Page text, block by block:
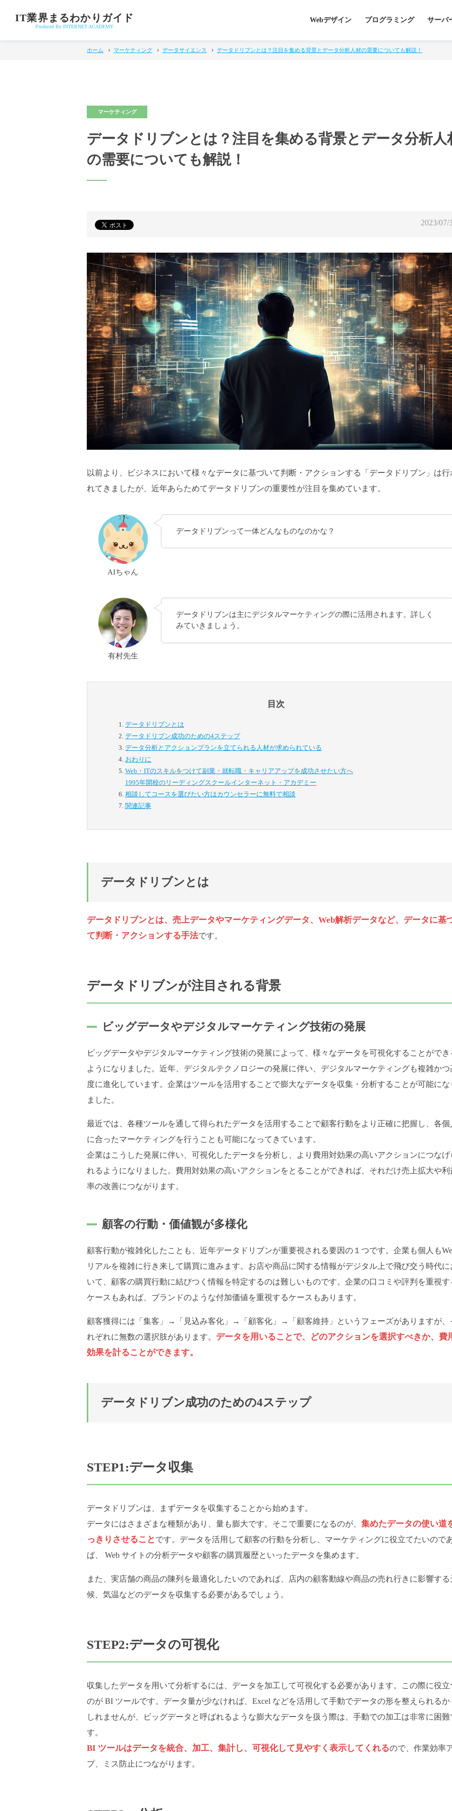
IT業界まるわかりガイド
Produced By INTERNET ACADEMY
Webデザイン プログラミング サーバ
ホーム マーケティング データサイエンス データドリブンとは？注目を集める背景とデータ分析人材の需要についても解説！
データドリブンとは？注目を集める背景とデータ分析人
の需要についても解説！
2023/07/
以前より、ビジネスにおいて様々なデータに基づいて判断・アクションする「データドリブン」は行
れてきましたが、近年あらためてデータドリブンの重要性が注目を集めています。
AIちゃん
データドリブンって一体どんなものなのかな？
有村先生
データドリブンは主にデジタルマーケティングの際に活用されます。詳しく
みていきましょう。
目次
データドリブンとは
データドリブン成功のための4ステップ
データ分析とアクションプランを立てられる人材が求められている
おわりに
Web・ITのスキルをつけて副業・就転職・キャリアアップを成功させたい方へ
1995年開校のリーディングスクールインターネット・アカデミー
相談してコースを選びたい方はカウンセラーに無料で相談
関連記事
データドリブンとは
データドリブンとは、売上データやマーケティングデータ、Web解析データなど、データに基
て判断・アクションする手法です。
データドリブンが注目される背景
ビッグデータやデジタルマーケティング技術の発展
ビッグデータやデジタルマーケティング技術の発展によって、様々なデータを可視化することができ
ようになりました。近年、デジタルテクノロジーの発展に伴い、デジタルマーケティングも複雑かつ
度に進化しています。企業はツールを活用することで膨大なデータを収集・分析することが可能にな
ました。
最近では、各種ツールを通して得られたデータを活用することで顧客行動をより正確に把握し、各個
に合ったマーケティングを行うことも可能になってきています。
企業はこうした発展に伴い、可視化したデータを分析し、より費用対効果の高いアクションにつなげ
れるようになりました。費用対効果の高いアクションをとることができれば、それだけ売上拡大や利
率の改善につながります。
顧客の行動・価値観が多様化
顧客行動が複雑化したことも、近年データドリブンが重要視される要因の１つです。企業も個人も
リアルを複雑に行き来して購買に進みます。お店や商品に関する情報がデジタル上で飛び交う時代に
いて、顧客の購買行動に結びつく情報を特定するのは難しいものです。企業の口コミや評判を重視す
ケースもあれば、ブランドのような付加価値を重視するケースもあります。
顧客獲得には「集客」→「見込み客化」→「顧客化」→「顧客維持」というフェーズがありますが、
れぞれに無数の選択肢があります。 データを用いることで、どのアクションを選択すべきか、費
効果を計ることができます。
データドリブン成功のための4ステップ
STEP1:データ収集
データドリブンは、まずデータを収集することから始めます。
データにはさまざまな種類があり、量も膨大です。そこで重要になるのが、 集めたデータの使い道
っきりさせること です。データを活用して顧客の行動を分析し、マーケティングに役立てたいので
ば、 Web サイトの分析データや顧客の購買履歴といったデータを集めます。
また、実店舗の商品の陳列を最適化したいのであれば、店内の顧客動線や商品の売れ行きに影響する
候、気温などのデータを収集する必要があるでしょう。
STEP2:データの可視化
収集したデータを用いて分析するには、データを加工して可視化する必要があります。この際に役立
のが BI ツールです。データ量が少なければ、Excel などを活用して手動でデータの形を整えられるか
しれませんが、ビッグデータと呼ばれるような膨大なデータを扱う際は、手動での加工は非常に困難
す。
BI ツールはデータを統合、加工、集計し、可視化して見やすく表示してくれるので、作業効率
プ、ミス防止につながります。